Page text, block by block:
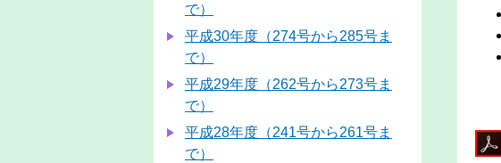
で）
平成30年度（274号から285号ま
で）
平成29年度（262号から273号ま
で）
平成28年度（241号から261号ま
で）